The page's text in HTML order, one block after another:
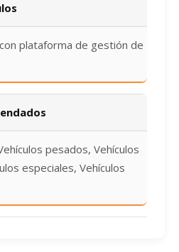
plataforma de gestión de
pesados, Vehículos
especiales, Vehículos